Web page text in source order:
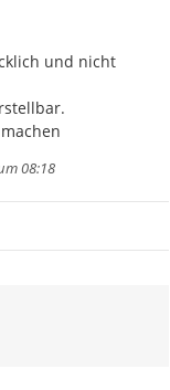
und nicht
08:18